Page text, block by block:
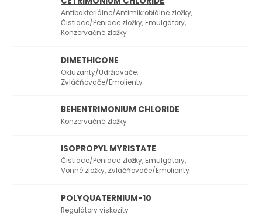
Antibakteriálne/Antimikrobiálne zložky,
Čistiace/Peniace zložky, Emulgátory,
Konzervačné zložky
DIMETHICONE
Okluzanty/Udržiavače,
Zvláčňovače/Emolienty
BEHENTRIMONIUM CHLORIDE
Konzervačné zložky
ISOPROPYL MYRISTATE
Čistiace/Peniace zložky, Emulgátory,
Vonné zložky, Zvláčňovače/Emolienty
POLYQUATERNIUM-10
Regulátory viskozity